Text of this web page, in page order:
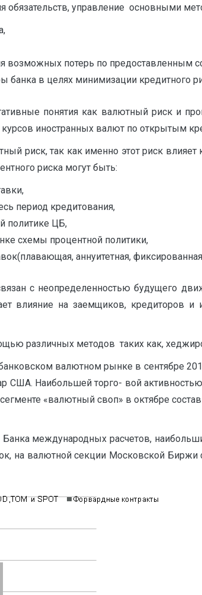
обязательств, управление основными
возможных потерь по предоставленным
банка в целях минимизации кредитного
понятия как валютный риск и
иностранных валют по открытым
риск, так как именно этот риск
риска могут быть:
период кредитования,
политике ЦБ,
схемы процентной политики,
аннуитетная, фиксированная
с неопределенностью будущего
влияние на заемщиков, кредиторов и
различных методов таких как,
валютном рынке в сентябре
США. Наибольшей торго- вой
«валютный своп» в октябре
Банка международных расчетов,
на валютной секции Московской Биржи